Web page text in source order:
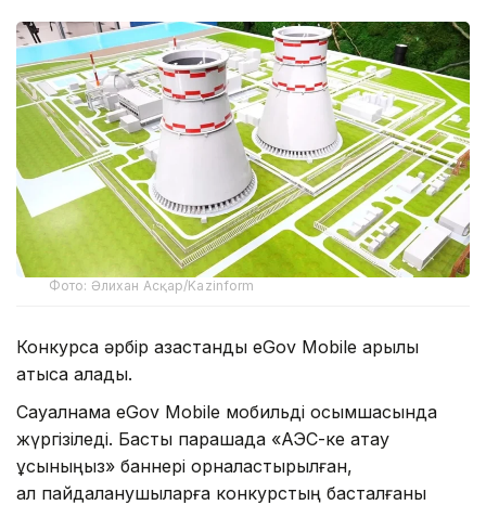
Фото: Әлихан Асқар/Kazinform
Конкурсқа әрбір қазақстандық eGov Mobile арқылы
қатыса алады.
Сауалнама eGov Mobile мобильді қосымшасында
жүргізіледі. Басты парақшада «АЭС-ке атау
ұсыныңыз» баннері орналастырылған,
ал пайдаланушыларға конкурстың басталғаны